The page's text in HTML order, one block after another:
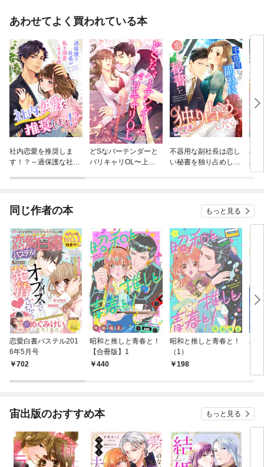
あわせてよく買われている本
社内恋愛を推奨しま
す！？～過保護な社長
どSなバーテンダーと
バリキャリOL〜上手
不器用な副社長は恋し
い秘書を独り占めした
塩
糖
同じ作者の本 もっと見る
恋愛白書パステル201
6年5月号
702
昭和と推しと青春と！
【合冊版】1
440
昭和と推しと青春と！
（1）
198
バ
宙出版のおすすめ本 もっと見る